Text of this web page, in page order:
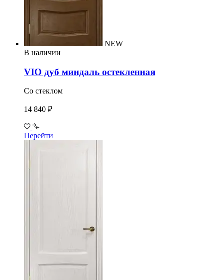
NEW
В наличии
VIO дуб миндаль остекленная
Со стеклом
14 840 ₽
Перейти